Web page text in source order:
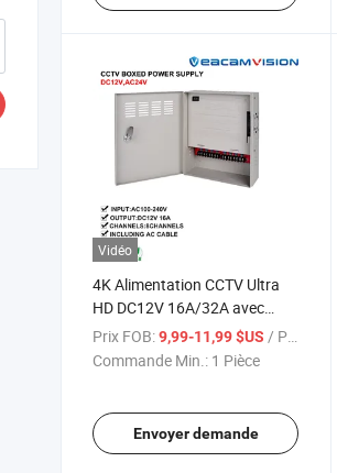
Vidéo
4K Alimentation CCTV Ultra
HD DC12V 16A/32A avec
entrée de tension large
Alimentation CCTV en boîte
Prix FOB:9,99-11,99 $US / Pièce
Commande Min.: 1 Pièce
Envoyer demande